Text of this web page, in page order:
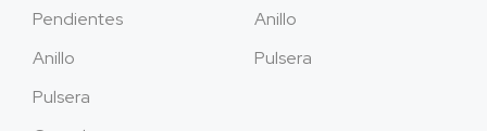
Pendientes
Anillo
Pulsera
Anillo
Pulsera